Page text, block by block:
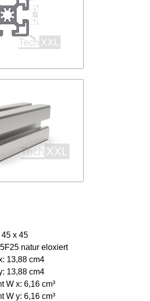
45 x 45
natur eloxiert
13,88 cm4
13,88 cm4
W x: 6,16 cm³
W y: 6,16 cm³